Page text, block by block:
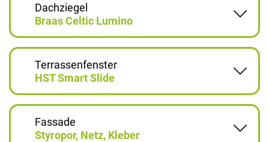
Dachziegel
Braas Celtic Lumino
Terrassenfenster
HST Smart Slide
Fassade
Styropor, Netz, Kleber